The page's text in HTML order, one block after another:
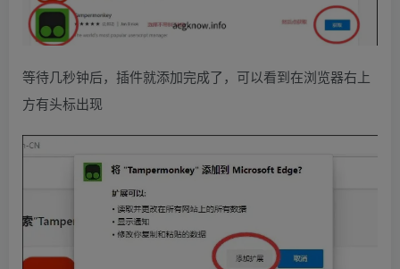
等待几秒钟后，插件就添加完成了，可以看到在浏览器右上
方有头标出现